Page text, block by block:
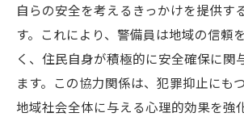
自らの安全を考えるきっかけを提供す
す。これにより、警備員は地域の信頼
く、住民自身が積極的に安全確保に関
ます。この協力関係は、犯罪抑止にも
地域社会全体に与える心理的効果を強